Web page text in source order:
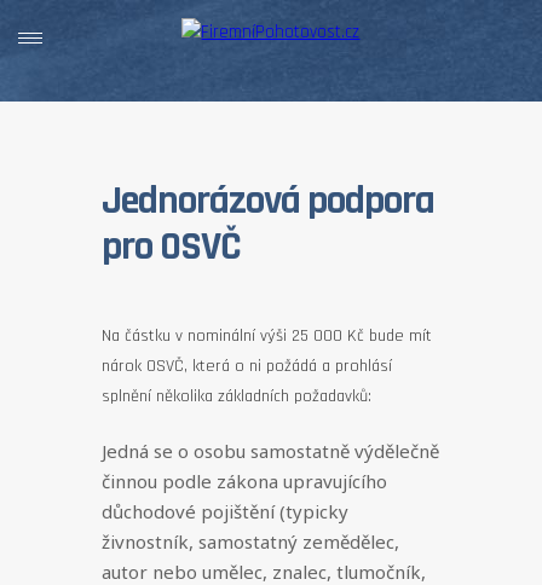
Jednorázová podpora
pro OSVČ
Na částku v nominální výši 25 000 Kč bude mít
nárok OSVČ, která o ni požádá a prohlásí
splnění několika základních požadavků:
Jedná se o osobu samostatně výdělečně
činnou podle zákona upravujícího
důchodové pojištění (typicky
živnostník, samostatný zemědělec,
autor nebo umělec, znalec, tlumočník,